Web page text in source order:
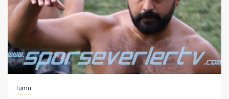
Tümü